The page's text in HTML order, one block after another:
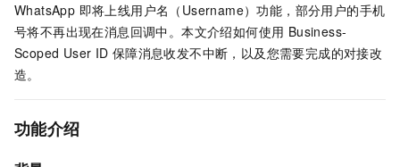
WhatsApp 即将上线用户名（Username）功能，部分用户的手机
号将不再出现在消息回调中。本文介绍如何使用 Business-
Scoped User ID 保障消息收发不中断，以及您需要完成的对接改
造。
功能介绍